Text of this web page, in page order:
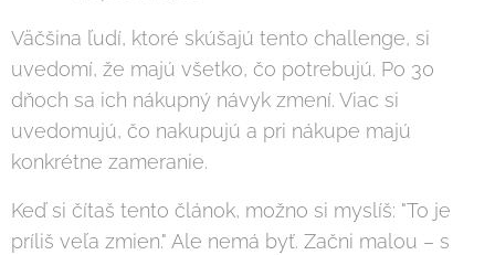
Väčšina ľudí, ktoré skúšajú tento challenge, si
uvedomí, že majú všetko, čo potrebujú. Po 30
dňoch sa ich nákupný návyk zmení. Viac si
uvedomujú, čo nakupujú a pri nákupe majú
konkrétne zameranie.
Keď si čítaš tento článok, možno si myslíš: "To je
príliš veľa zmien." Ale nemá byť. Začni malou – s